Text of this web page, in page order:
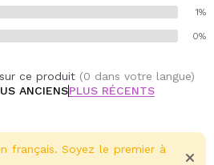
1%
0%
ce produit (0 dans votre langue)
ANCIENSPLUS RÉCENTS
français. Soyez le premier à